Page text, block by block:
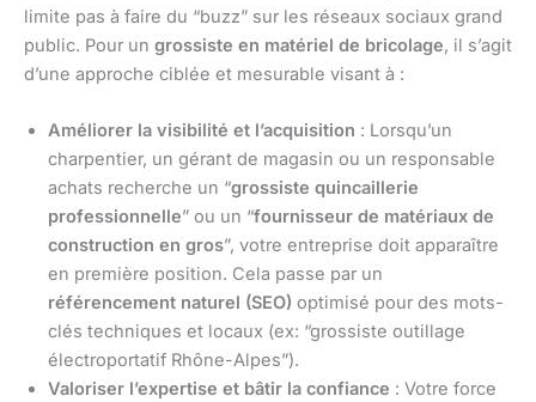
limite pas à faire du “buzz” sur les réseaux sociaux grand
public. Pour un grossiste en matériel de bricolage, il s’agit
d’une approche ciblée et mesurable visant à :
Améliorer la visibilité et l’acquisition : Lorsqu’un
charpentier, un gérant de magasin ou un responsable
achats recherche un “grossiste quincaillerie
professionnelle” ou un “fournisseur de matériaux de
construction en gros”, votre entreprise doit apparaître
en première position. Cela passe par un
référencement naturel (SEO) optimisé pour des mots-
clés techniques et locaux (ex: “grossiste outillage
électroportatif Rhône-Alpes”).
Valoriser l’expertise et bâtir la confiance : Votre force